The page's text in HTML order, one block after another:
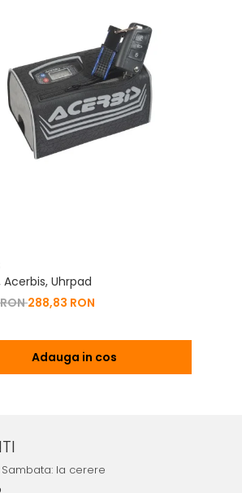
Acerbis, Uhrpad
288,83 RON
Adauga in cos
Sambata: la cerere